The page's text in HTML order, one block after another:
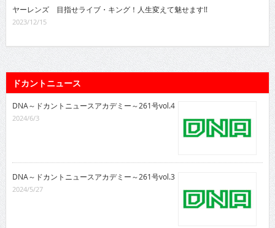
ヤーレンズ 目指せライブ・キング！人生変えて魅せます!!
2023/12/15
ドカントニュース
DNA～ドカントニュースアカデミー～261号vol.4
2024/6/3
DNA～ドカントニュースアカデミー～261号vol.3
2024/5/27